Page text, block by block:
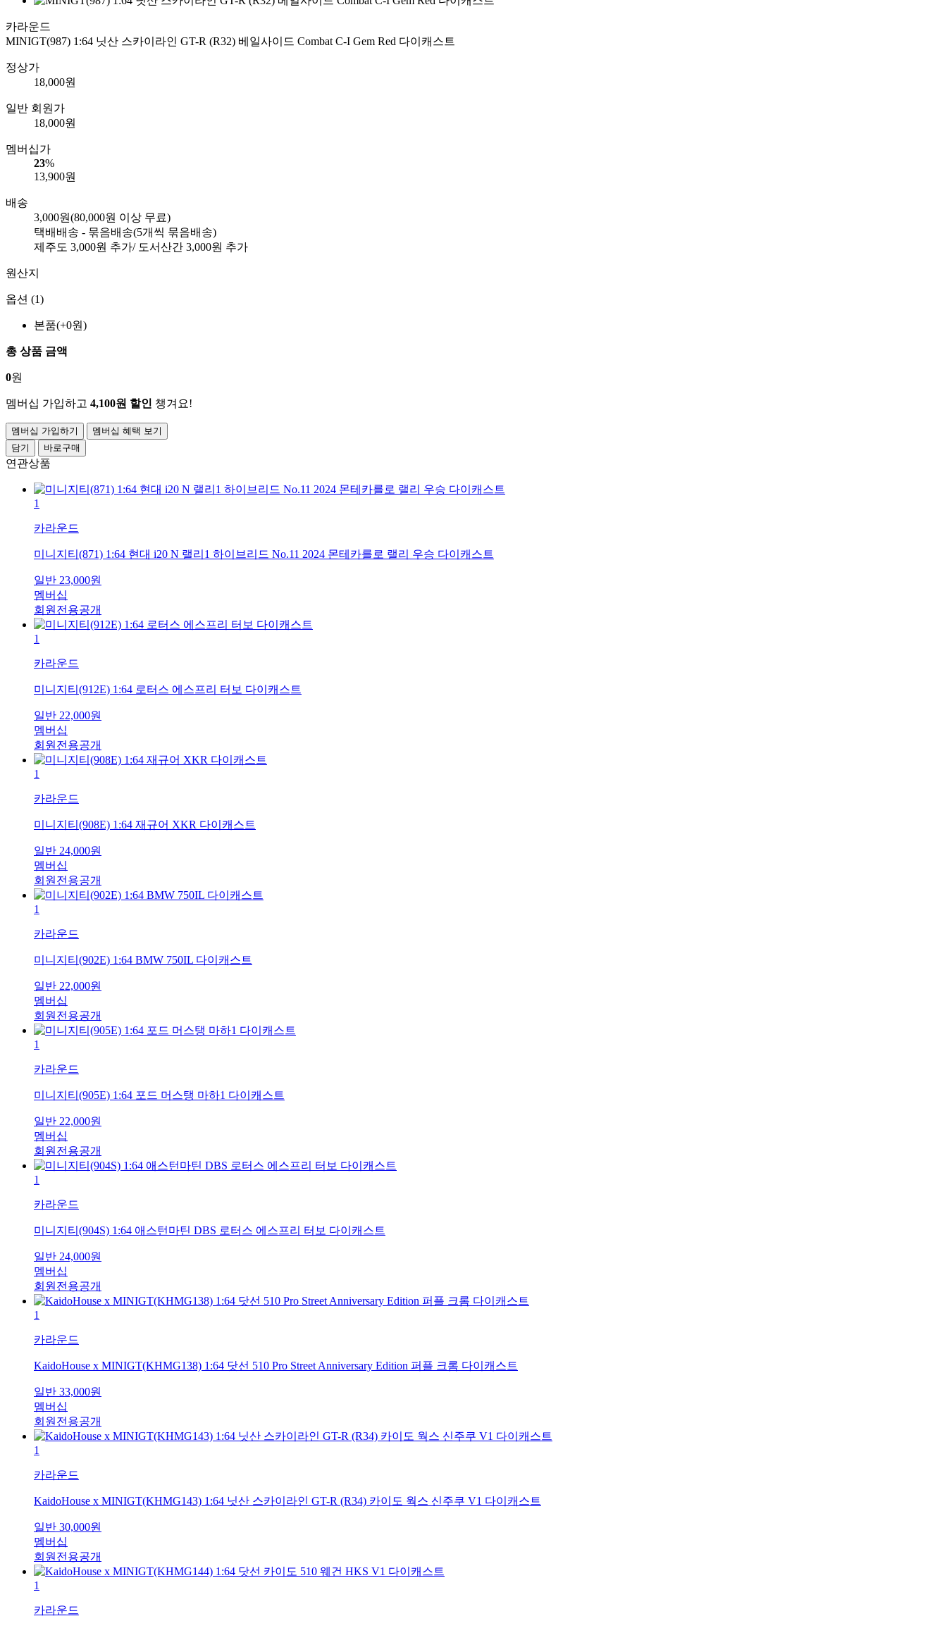
카라운드
MINIGT(987) 1:64 닛산 스카이라인 GT-R (R32) 베일사이드 Combat C-I Gem Red 다이캐스트
정상가
18,000원
일반 회원가
18,000원
멤버십가
23%
13,900원
배송
3,000원(80,000원 이상 무료)
택배배송 - 묶음배송(5개씩 묶음배송)
제주도 3,000원 추가/ 도서산간 3,000원 추가
원산지
옵션 (1)
본품(+0원)
총 상품 금액
0원
멤버십 가입하고 4,100원 할인 챙겨요!
멤버십 가입하기
멤버십 혜택 보기
담기
바로구매
연관상품
1
카라운드
미니지티(871) 1:64 현대 i20 N 랠리1 하이브리드 No.11 2024 몬테카를로 랠리 우승 다이캐스트
일반 23,000원
멤버십
회원전용공개
1
카라운드
미니지티(912E) 1:64 로터스 에스프리 터보 다이캐스트
일반 22,000원
멤버십
회원전용공개
1
카라운드
미니지티(908E) 1:64 재규어 XKR 다이캐스트
일반 24,000원
멤버십
회원전용공개
1
카라운드
미니지티(902E) 1:64 BMW 750IL 다이캐스트
일반 22,000원
멤버십
회원전용공개
1
카라운드
미니지티(905E) 1:64 포드 머스탱 마하1 다이캐스트
일반 22,000원
멤버십
회원전용공개
1
카라운드
미니지티(904S) 1:64 애스턴마틴 DBS 로터스 에스프리 터보 다이캐스트
일반 24,000원
멤버십
회원전용공개
1
카라운드
KaidoHouse x MINIGT(KHMG138) 1:64 닷선 510 Pro Street Anniversary Edition 퍼플 크롬 다이캐스트
일반 33,000원
멤버십
회원전용공개
1
카라운드
KaidoHouse x MINIGT(KHMG143) 1:64 닛산 스카이라인 GT-R (R34) 카이도 웍스 신주쿠 V1 다이캐스트
일반 30,000원
멤버십
회원전용공개
1
카라운드